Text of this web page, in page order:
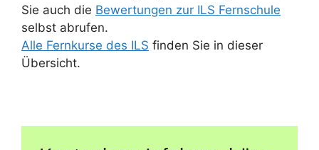
Sie auch die Bewertungen zur ILS Fernschule
selbst abrufen.
Alle Fernkurse des ILS finden Sie in dieser
Übersicht.